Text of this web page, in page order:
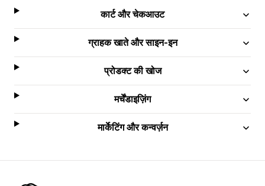
कार्ट और चेकआउट
ग्राहक खाते और साइन-इन
प्रोडक्ट की खोज
मर्चेंडाइज़िंग
मार्केटिंग और कन्वर्ज़न